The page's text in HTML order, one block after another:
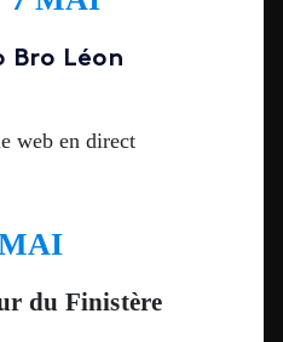
Bro Léon
web en direct
du Finistère